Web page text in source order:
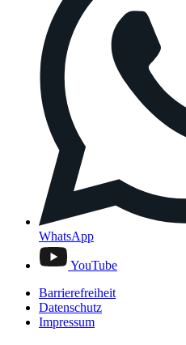
WhatsApp
YouTube
Barrierefreiheit
Datenschutz
Impressum